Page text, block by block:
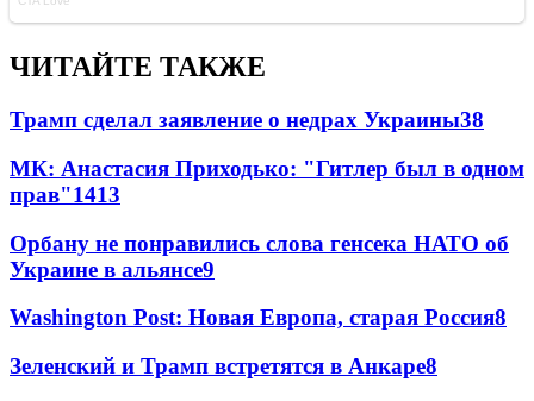
ЧИТАЙТЕ ТАКЖЕ
Трамп сделал заявление о недрах Украины38
МК: Анастасия Приходько: "Гитлер был в одном
прав"1413
Орбану не понравились слова генсека НАТО об
Украине в альянсе9
Washington Post: Новая Европа, старая Россия8
Зеленский и Трамп встретятся в Анкаре8